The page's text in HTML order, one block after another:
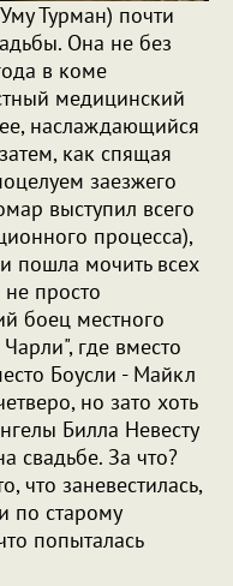
Турман) почти
Она не без
в коме
медицинский
наслаждающийся
как спящая
заезжего
выступил всего
процесса),
пошла мочить всех
просто
боец местного
где вместо
Боусли - Майкл
но зато хоть
Билла Невесту
свадьбе. За что?
что заневестилась,
по старому
попыталась